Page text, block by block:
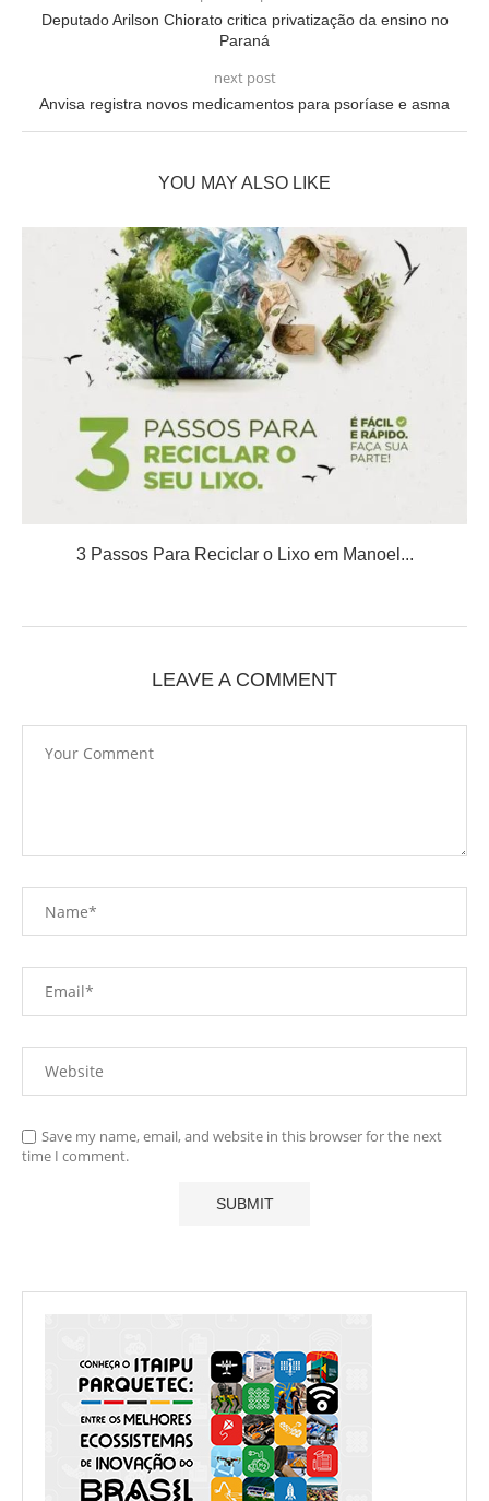
Deputado Arilson Chiorato critica privatização da ensino no
Paraná
next post
Anvisa registra novos medicamentos para psoríase e asma
YOU MAY ALSO LIKE
3 Passos Para Reciclar o Lixo em Manoel...
LEAVE A COMMENT
Save my name, email, and website in this browser for the next
time I comment.